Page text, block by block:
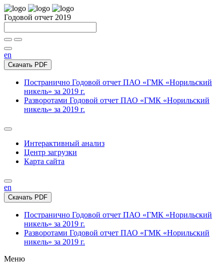
Годовой отчет 2019
en
Скачать PDF
Постранично Годовой отчет ПАО «ГМК «Норильский
никель» за 2019 г.
Разворотами Годовой отчет ПАО «ГМК «Норильский
никель» за 2019 г.
Интерактивный анализ
Центр загрузки
Карта сайта
en
Скачать PDF
Постранично Годовой отчет ПАО «ГМК «Норильский
никель» за 2019 г.
Разворотами Годовой отчет ПАО «ГМК «Норильский
никель» за 2019 г.
Меню